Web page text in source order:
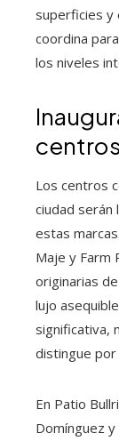
superficies y
coordina
los niveles
Los centros
ciudad serán
estas
Maje y Farm
originarias
lujo
significativa,
distingue por
En Patio
Domínguez